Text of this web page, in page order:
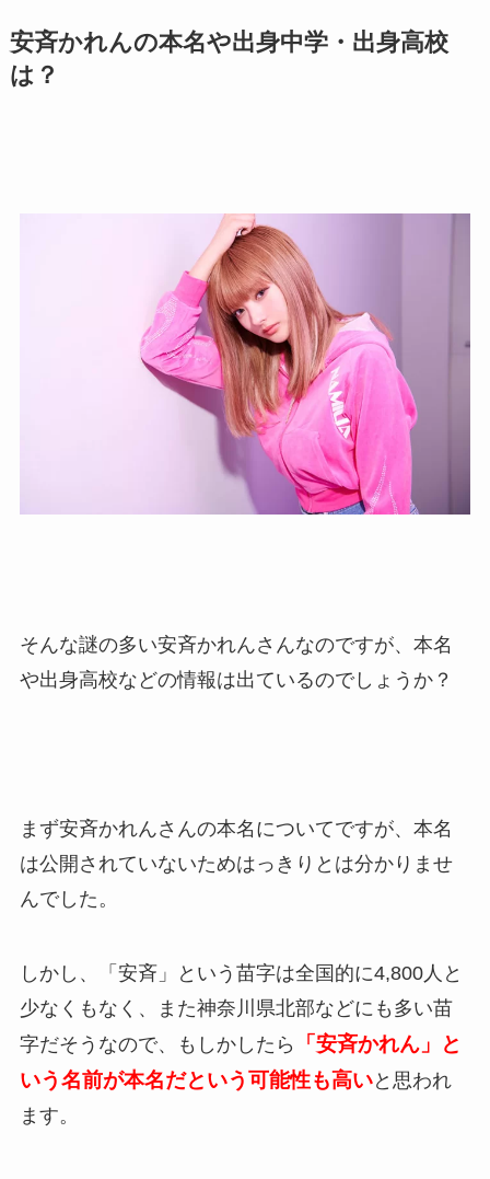
安斉かれんの本名や出身中学・出身高校
は？
そんな謎の多い安斉かれんさんなのですが、本名
や出身高校などの情報は出ているのでしょうか？
まず安斉かれんさんの本名についてですが、本名
は公開されていないためはっきりとは分かりませ
んでした。
しかし、「安斉」という苗字は全国的に4,800人と
少なくもなく、また神奈川県北部などにも多い苗
字だそうなので、もしかしたら
「安斉かれん」と
いう名前が本名だという可能性も高いと思われ
ます。